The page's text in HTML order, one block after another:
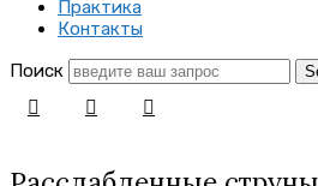
заново
Практика
Контакты
Поиск